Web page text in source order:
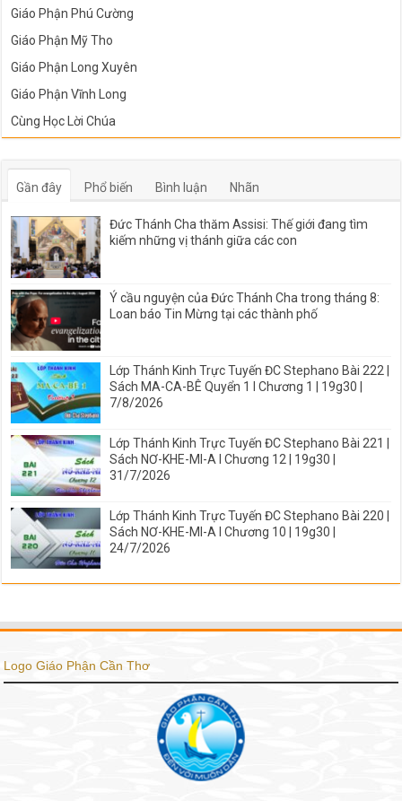
Giáo Phận Phú Cường
Giáo Phận Mỹ Tho
Giáo Phận Long Xuyên
Giáo Phận Vĩnh Long
Cùng Học Lời Chúa
Gần đây Phổ biến Bình luận Nhãn
Đức Thánh Cha thăm Assisi: Thế giới đang tìm
kiếm những vị thánh giữa các con
Ý cầu nguyện của Đức Thánh Cha trong tháng 8:
Loan báo Tin Mừng tại các thành phố
Lớp Thánh Kinh Trực Tuyến ĐC Stephano Bài 222 |
Sách MA-CA-BÊ Quyển 1 I Chương 1 | 19g30 |
7/8/2026
Lớp Thánh Kinh Trực Tuyến ĐC Stephano Bài 221 |
Sách NƠ-KHE-MI-A I Chương 12 | 19g30 |
31/7/2026
Lớp Thánh Kinh Trực Tuyến ĐC Stephano Bài 220 |
Sách NƠ-KHE-MI-A I Chương 10 | 19g30 |
24/7/2026
Logo Giáo Phận Cần Thơ